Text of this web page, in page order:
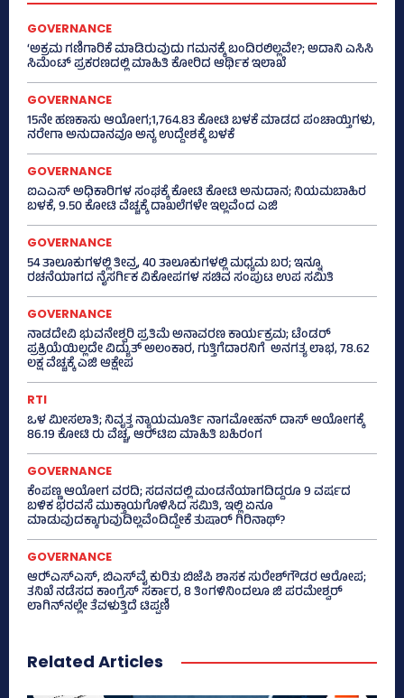
GOVERNANCE
‘ಅಕ್ರಮ ಗಣಿಗಾರಿಕೆ ಮಾಡಿರುವುದು ಗಮನಕ್ಕೆ ಬಂದಿರಲಿಲ್ಲವೇ?; ಅದಾನಿ ಎಸಿಸಿ
ಸಿಮೆಂಟ್ ಪ್ರಕರಣದಲ್ಲಿ ಮಾಹಿತಿ ಕೋರಿದ ಆರ್ಥಿಕ ಇಲಾಖೆ
GOVERNANCE
15ನೇ ಹಣಕಾಸು ಆಯೋಗ;1,764.83 ಕೋಟಿ ಬಳಕೆ ಮಾಡದ ಪಂಚಾಯ್ತಿಗಳು,
ನರೇಗಾ ಅನುದಾನವೂ ಅನ್ಯ ಉದ್ದೇಶಕ್ಕೆ ಬಳಕೆ
GOVERNANCE
ಐಎಎಸ್‌ ಅಧಿಕಾರಿಗಳ ಸಂಘಕ್ಕೆ ಕೋಟಿ ಕೋಟಿ ಅನುದಾನ; ನಿಯಮಬಾಹಿರ
ಬಳಕೆ, 9.50 ಕೋಟಿ ವೆಚ್ಚಕ್ಕೆ ದಾಖಲೆಗಳೇ ಇಲ್ಲವೆಂದ ಎಜಿ
GOVERNANCE
54 ತಾಲೂಕುಗಳಲ್ಲಿ ತೀವ್ರ, 40 ತಾಲೂಕುಗಳಲ್ಲಿ ಮಧ್ಯಮ ಬರ; ಇನ್ನೂ
ರಚನೆಯಾಗದ ನೈಸರ್ಗಿಕ ವಿಕೋಪಗಳ ಸಚಿವ ಸಂಪುಟ ಉಪ ಸಮಿತಿ
GOVERNANCE
ನಾಡದೇವಿ ಭುವನೇಶ್ವರಿ ಪ್ರತಿಮೆ ಅನಾವರಣ ಕಾರ್ಯಕ್ರಮ; ಟೆಂಡರ್
ಪ್ರಕ್ರಿಯೆಯಿಲ್ಲದೇ ವಿದ್ಯುತ್‌ ಅಲಂಕಾರ, ಗುತ್ತಿಗೆದಾರನಿಗೆ ಅನಗತ್ಯ ಲಾಭ, 78.62
ಲಕ್ಷ ವೆಚ್ಚಕ್ಕೆ ಎಜಿ ಆಕ್ಷೇಪ
RTI
ಒಳ ಮೀಸಲಾತಿ; ನಿವೃತ್ತ ನ್ಯಾಯಮೂರ್ತಿ ನಾಗಮೋಹನ್ ದಾಸ್ ಆಯೋಗಕ್ಕೆ
86.19 ಕೋಟಿ ರು ವೆಚ್ಚ, ಆರ್‍‌ಟಿಐ ಮಾಹಿತಿ ಬಹಿರಂಗ
GOVERNANCE
ಕೆಂಪಣ್ಣ ಆಯೋಗ ವರದಿ; ಸದನದಲ್ಲಿ ಮಂಡನೆಯಾಗದಿದ್ದರೂ 9 ವರ್ಷದ
ಬಳಿಕ ಭರವಸೆ ಮುಕ್ತಾಯಗೊಳಿಸಿದ ಸಮಿತಿ, ಇಲ್ಲಿ ಏನೂ
ಮಾಡುವುದಕ್ಕಾಗುವುದಿಲ್ಲವೆಂದಿದ್ದೇಕೆ ತುಷಾರ್ ಗಿರಿನಾಥ್?
GOVERNANCE
ಆರ್‍‌ಎಸ್‌ಎಸ್‌, ಬಿಎಸ್‌ವೈ ಕುರಿತು ಬಿಜೆಪಿ ಶಾಸಕ ಸುರೇಶ್‌ಗೌಡರ ಆರೋಪ;
ತನಿಖೆ ನಡೆಸದ ಕಾಂಗ್ರೆಸ್‌ ಸರ್ಕಾರ, 8 ತಿಂಗಳಿನಿಂದಲೂ ಜಿ ಪರಮೇಶ್ವರ್
ಲಾಗಿನ್‌ನಲ್ಲೇ ತೆವಳುತ್ತಿದೆ ಟಿಪ್ಪಣಿ
Related Articles